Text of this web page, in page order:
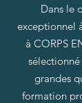
Dans le
exceptionnel
à CORPS
grandes
formation